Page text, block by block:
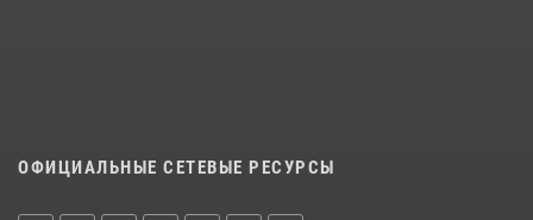
ОФИЦИАЛЬНЫЕ СЕТЕВЫЕ РЕСУРСЫ